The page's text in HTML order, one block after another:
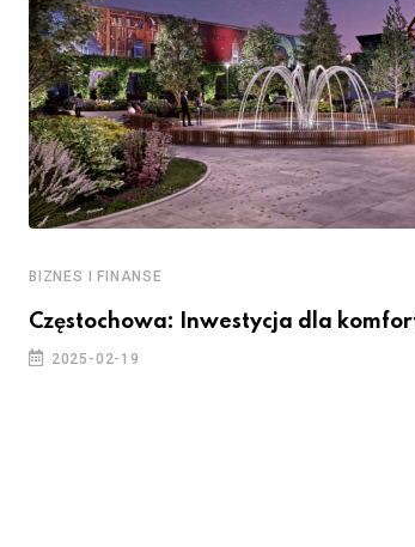
BIZNES I FINANSE
Częstochowa: Inwestycja dla
2025-02-19